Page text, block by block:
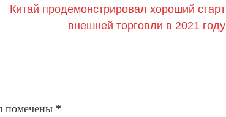
Китай продемонстрировал хороший старт
внешней торговли в 2021 году
помечены *